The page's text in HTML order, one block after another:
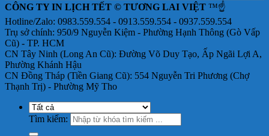
CÔNG TY IN LỊCH TẾT © TƯƠNG LAI VIỆT ™☝️
Hotline/Zalo: 0983.559.554 - 0913.559.554 - 0937.559.554
Trụ sở chính: 950/9 Nguyễn Kiệm - Phường Hạnh Thông (Gò Vấp
Cũ) - TP. HCM
CN Tây Ninh (Long An Cũ): Đường Võ Duy Tạo, Ấp Ngãi Lợi A,
Phường Khánh Hậu
CN Đồng Tháp (Tiền Giang Cũ): 554 Nguyễn Tri Phương (Chợ
Thạnh Trị) - Phường Mỹ Tho
Tìm kiếm: